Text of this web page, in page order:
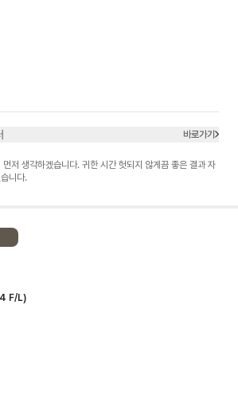
바로가기
다. 귀한 시간 헛되지 않게끔 좋은 결과 자
니다.
F/L)